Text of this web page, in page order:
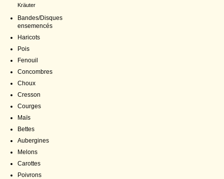
Kräuter
Bandes/Disques
ensemencés
Haricots
Pois
Fenouil
Concombres
Choux
Cresson
Courges
Maïs
Bettes
Aubergines
Melons
Carottes
Poivrons